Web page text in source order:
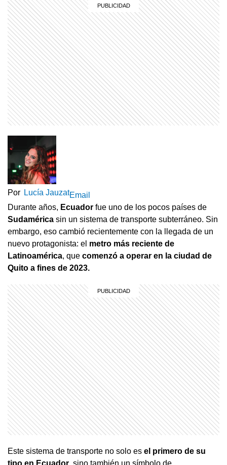
Por Lucía JauzatEmail
Durante años, Ecuador fue uno de los pocos países de
Sudamérica sin un sistema de transporte subterráneo. Sin
embargo, eso cambió recientemente con la llegada de un
nuevo protagonista: el metro más reciente de
Latinoamérica, que comenzó a operar en la ciudad de
Quito a fines de 2023.
Este sistema de transporte no solo es el primero de su
tipo en Ecuador , sino también un símbolo de